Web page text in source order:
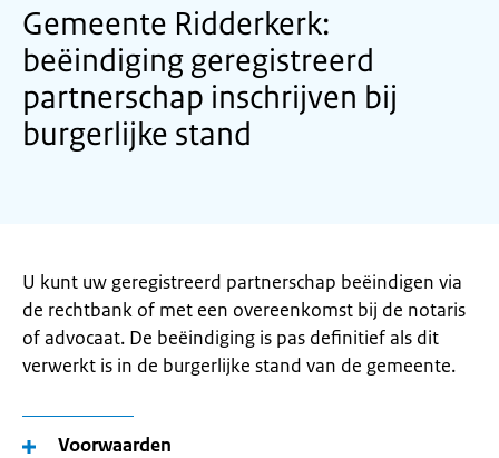
Gemeente Ridderkerk:
beëindiging geregistreerd
partnerschap inschrijven bij
burgerlijke stand
U kunt uw geregistreerd partnerschap beëindigen via
de rechtbank of met een overeenkomst bij de notaris
of advocaat. De beëindiging is pas definitief als dit
verwerkt is in de burgerlijke stand van de gemeente.
Voorwaarden